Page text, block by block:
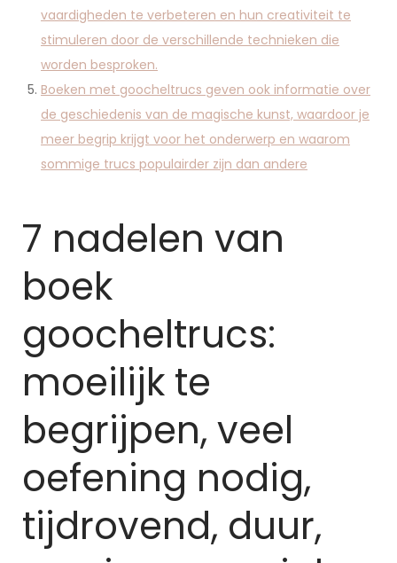
vaardigheden te verbeteren en hun creativiteit te
stimuleren door de verschillende technieken die
worden besproken.
Boeken met goocheltrucs geven ook informatie over
de geschiedenis van de magische kunst, waardoor je
meer begrip krijgt voor het onderwerp en waarom
sommige trucs populairder zijn dan andere
7 nadelen van
boek
goocheltrucs:
moeilijk te
begrijpen, veel
oefening nodig,
tijdrovend, duur,